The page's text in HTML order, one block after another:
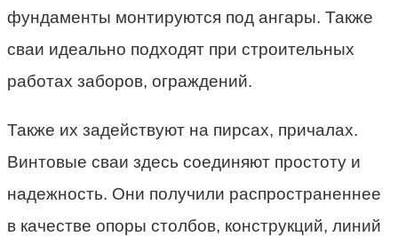
фундаменты монтируются под ангары. Также
сваи идеально подходят при строительных
работах заборов, ограждений.
Также их задействуют на пирсах, причалах.
Винтовые сваи здесь соединяют простоту и
надежность. Они получили распространеннее
в качестве опоры столбов, конструкций, линий